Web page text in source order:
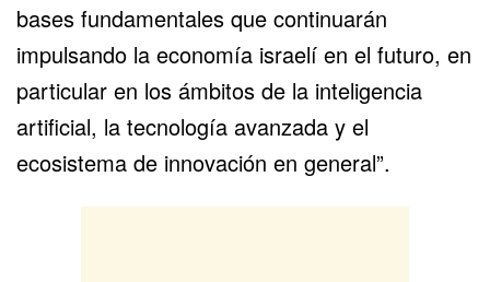
bases fundamentales que continuarán
impulsando la economía israelí en el futuro, en
particular en los ámbitos de la inteligencia
artificial, la tecnología avanzada y el
ecosistema de innovación en general”.